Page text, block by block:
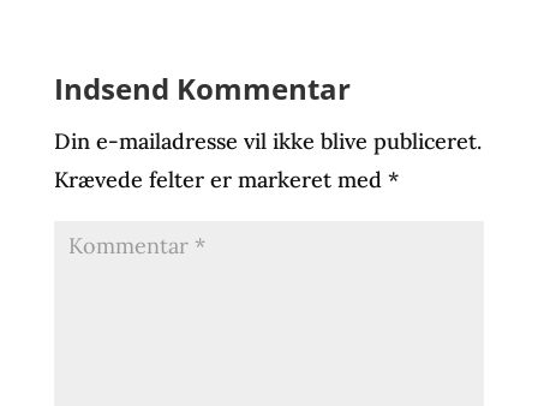
Indsend Kommentar
Din e-mailadresse vil ikke blive publiceret.
Krævede felter er markeret med *